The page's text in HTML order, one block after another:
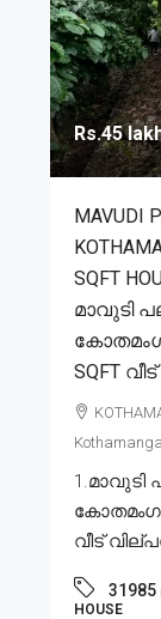
Rs.45
MAVUDI
SQFT
മാവുടി
SQFT
വീട്
31985
HOUSE